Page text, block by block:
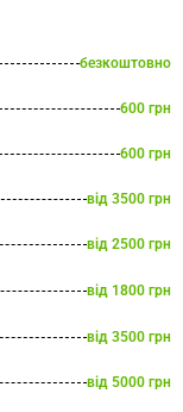
безкоштовно
600 грн
600 грн
від 3500 грн
від 2500 грн
від 1800 грн
від 3500 грн
від 5000 грн